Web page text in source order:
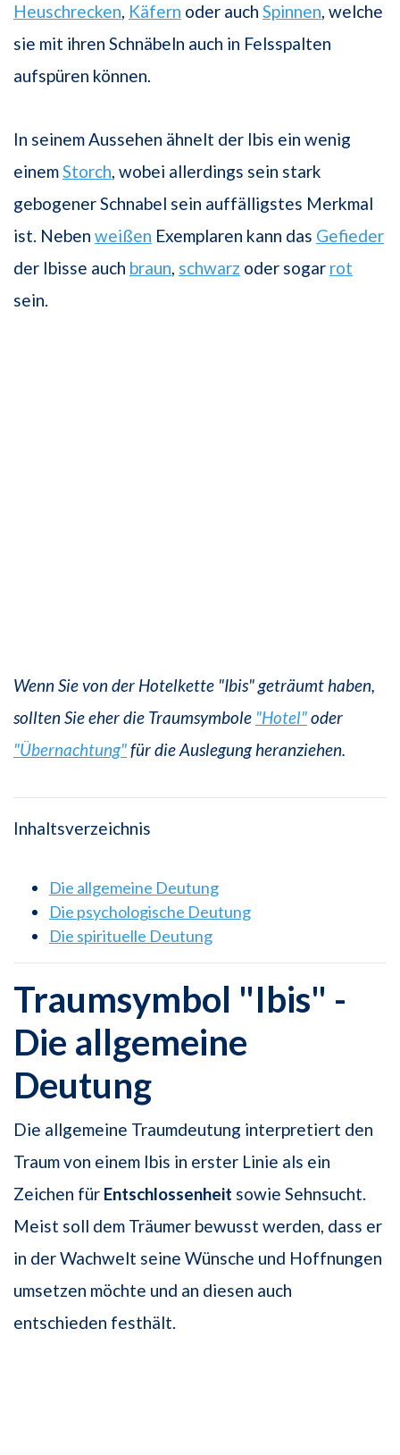
Heuschrecken, Käfern oder auch Spinnen, welche
sie mit ihren Schnäbeln auch in Felsspalten
aufspüren können.
In seinem Aussehen ähnelt der Ibis ein wenig
einemStorch, wobei allerdings sein stark
gebogener Schnabel sein auffälligstes Merkmal
ist. Neben weißen Exemplaren kann das Gefieder
der Ibisse auch braun, schwarz oder sogar rot
sein.
Wenn Sie von der Hotelkette "Ibis" geträumt haben,
sollten Sie eher die Traumsymbole "Hotel"oder
"Übernachtung"für die Auslegung heranziehen.
Inhaltsverzeichnis
Die allgemeine Deutung
Die psychologische Deutung
Die spirituelle Deutung
Traumsymbol "Ibis" -
Die allgemeine
Deutung
Die allgemeine Traumdeutung interpretiert den
Traum von einem Ibis in erster Linie als ein
Zeichen für Entschlossenheit sowie Sehnsucht.
Meist soll dem Träumer bewusst werden, dass er
in der Wachwelt seine Wünsche und Hoffnungen
umsetzen möchte und an diesen auch
entschieden festhält.